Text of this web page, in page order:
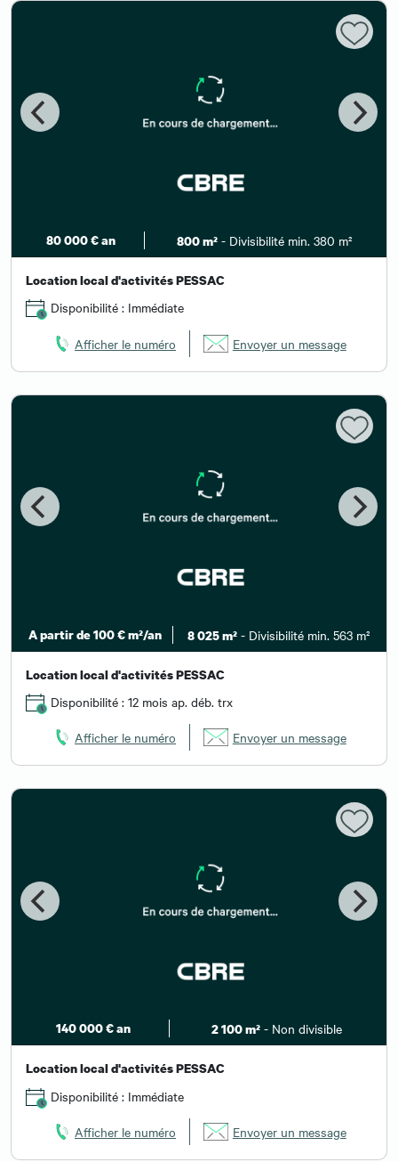
80 000 € an 800 m²- Divisibilité min. 380 m²
Location local d'activités PESSAC
Disponibilité : Immédiate
Afficher le numéro Envoyer un message
A partir de 100 € m²/an 8 025 m²- Divisibilité min. 563 m²
Location local d'activités PESSAC
Disponibilité : 12 mois ap. déb. trx
Afficher le numéro Envoyer un message
140 000 € an 2 100 m²- Non divisible
Location local d'activités PESSAC
Disponibilité : Immédiate
Afficher le numéro Envoyer un message